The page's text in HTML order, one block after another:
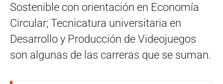
Sostenible con orientación en Economía
Circular; Tecnicatura universitaria en
Desarrollo y Producción de Videojuegos
son algunas de las carreras que se suman.